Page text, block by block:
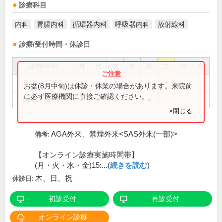
診療科目
内科 胃腸内科 循環器内科 呼吸器内科 放射線科
診療/受付時間・休診日
祝
9:00～12:00 ● ● ● ●
14:00～18:00 ● ● ●
お盆(8月中旬)は休診・休業の場合があります。来院前
に必ず医療機関に直接ご確認ください。
×閉じる
備考: AGA外来、禁煙外来<SAS外来(一部)>
【オンライン診療実施時間帯】
(月・火・水・金)15:...(続きを読む)
休診日: 木、日、祝
初診受付 再診受付
オンライン診療